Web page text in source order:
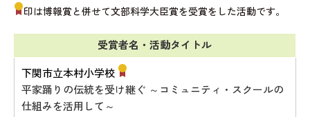
印は博報賞と併せて文部科学大臣賞を受賞をした活動です。
受賞者名・活動タイトル
下関市立本村小学校
平家踊りの伝統を受け継ぐ ～コミュニティ・スクールの
仕組みを活用して～